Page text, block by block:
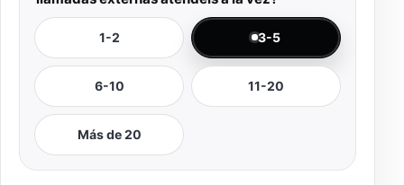
1-2 3-5
6-10 11-20
Más de 20